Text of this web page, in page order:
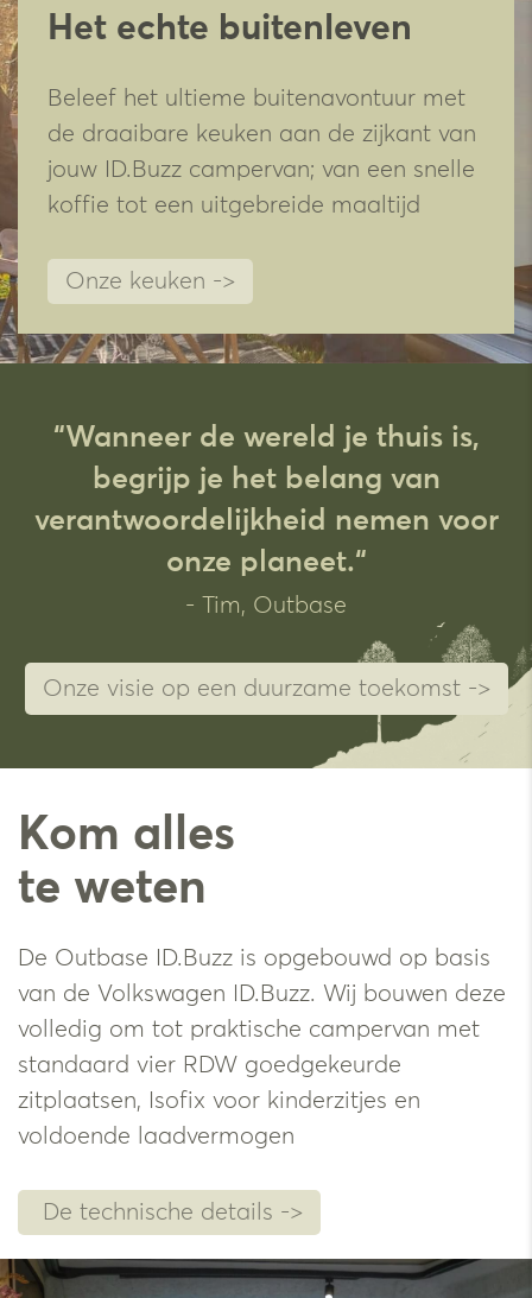
Het echte buitenleven
Beleef het ultieme buitenavontuur met
de draaibare keuken aan de zijkant van
jouw ID.Buzz campervan; van een snelle
koffie tot een uitgebreide maaltijd
Onze keuken ->
“Wanneer de wereld je thuis is,
begrijp je het belang van
verantwoordelijkheid nemen voor
onze planeet.“
- Tim, Outbase
Onze visie op een duurzame toekomst ->
Kom alles
te weten
De Outbase ID.Buzz is opgebouwd op basis
van de Volkswagen ID.Buzz. Wij bouwen deze
volledig om tot praktische campervan met
standaard vier RDW goedgekeurde
zitplaatsen, Isofix voor kinderzitjes en
voldoende laadvermogen
De technische details ->